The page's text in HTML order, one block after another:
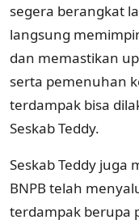
segera berangkat
langsung
dan memastikan
serta pemenuhan
terdampak bisa
Seskab Teddy.
Seskab Teddy juga
BNPB telah
terdampak berupa